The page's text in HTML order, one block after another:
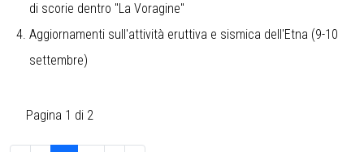
di scorie dentro "La Voragine"
Aggiornamenti sull'attività eruttiva e sismica dell'Etna (9-10
settembre)
Pagina 1 di 2